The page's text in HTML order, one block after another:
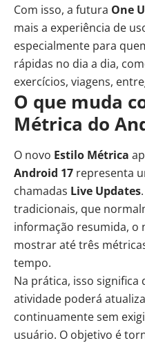
Com isso, a futura One
mais a experiência de
especialmente para
rápidas no dia a dia,
exercícios, viagens,
O que muda
Métrica do
O novo Estilo Métrica
Android 17 representa
chamadas Live Updates
tradicionais, que
informação resumida, o
mostrar até três
tempo.
Na prática, isso
atividade poderá
continuamente sem
usuário. O objetivo é